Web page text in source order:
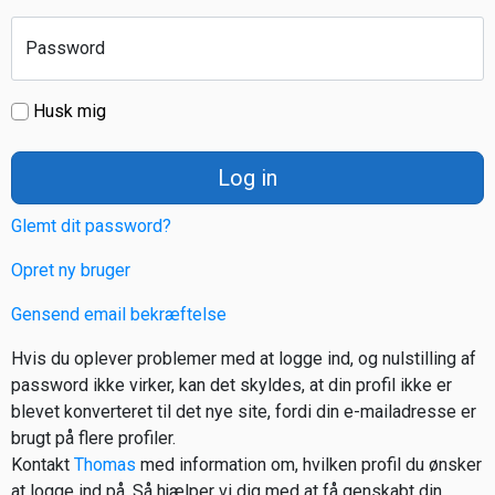
Password
Husk mig
Log in
Glemt dit password?
Opret ny bruger
Gensend email bekræftelse
Hvis du oplever problemer med at logge ind, og nulstilling af
password ikke virker, kan det skyldes, at din profil ikke er
blevet konverteret til det nye site, fordi din e-mailadresse er
brugt på flere profiler.
Kontakt Thomas med information om, hvilken profil du ønsker